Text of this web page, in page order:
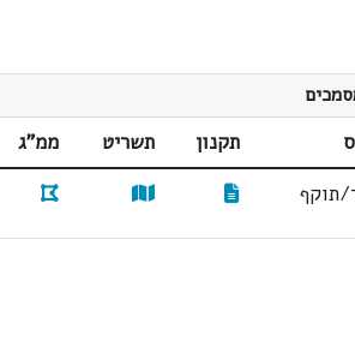
תקנון תשריט ממ"ג
תוקף